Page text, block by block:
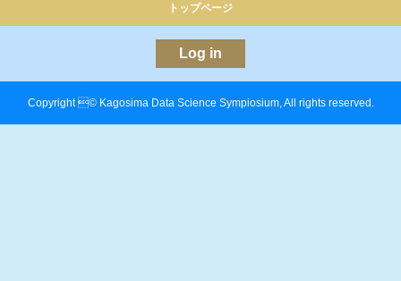
トップページ
Log in
Copyright © Kagosima Data Science Sympiosium, All rights reserved.